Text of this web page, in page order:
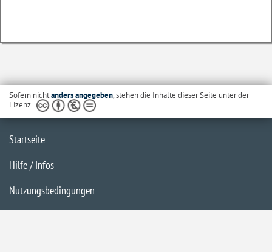
Sofern nichtanders angegeben, stehen die Inhalte dieser Seite unter der
Lizenz
Startseite
Hilfe / Infos
Nutzungsbedingungen